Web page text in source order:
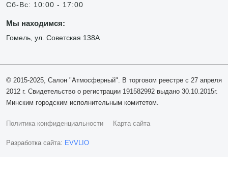
Сб-Вс: 10:00 - 17:00
Мы находимся:
Гомель, ул. Советская 138А
© 2015-2025, Салон "Атмосферный". В торговом реестре с 27 апреля
2012 г. Свидетельство о регистрации 191582992 выдано 30.10.2015г.
Минским городским исполнительным комитетом.
Политика конфиденциальности Карта сайта
Разработка сайта: EVVLIO